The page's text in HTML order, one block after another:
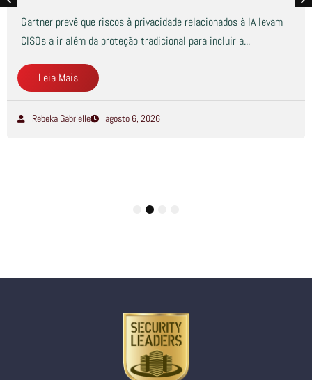
Gartner prevê que riscos à privacidade relacionados à IA levam
CISOs a ir além da proteção tradicional para incluir a...
Leia Mais
Rebeka Gabrielle agosto 6, 2026